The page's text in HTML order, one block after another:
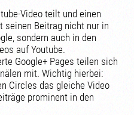
Video teilt und einen
seinen Beitrag nicht nur in
sondern auch in den
auf Youtube.
Google+ Pages teilen sich
mit. Wichtig hierbei:
Circles das gleiche Video
prominent in den